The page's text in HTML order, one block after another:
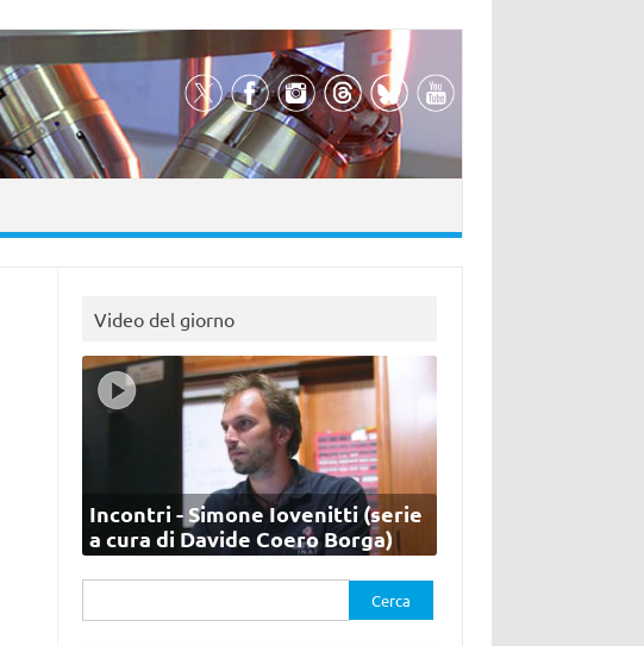
Video del giorno
Incontri - Simone Iovenitti (serie
a cura di Davide Coero Borga)
per: